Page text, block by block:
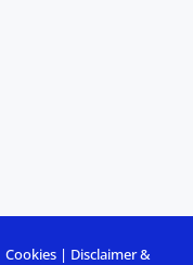
Cookies | Disclaimer &